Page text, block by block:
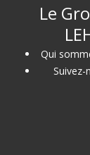
Le
Qui
Suivez-